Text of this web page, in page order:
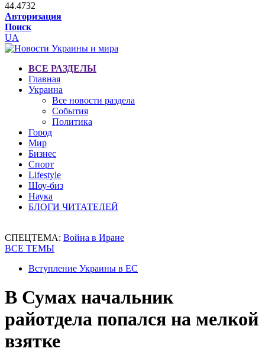
44.4732
Авторизация
Поиск
UA
ВСЕ РАЗДЕЛЫ
Главная
Украина
Все новости раздела
События
Политика
Город
Мир
Бизнес
Спорт
Lifestyle
Шоу-биз
Наука
БЛОГИ ЧИТАТЕЛЕЙ
СПЕЦТЕМА: Война в Иране
ВСЕ ТЕМЫ
Вступление Украины в ЕС
В Сумах начальник
райотдела попался на мелкой
взятке